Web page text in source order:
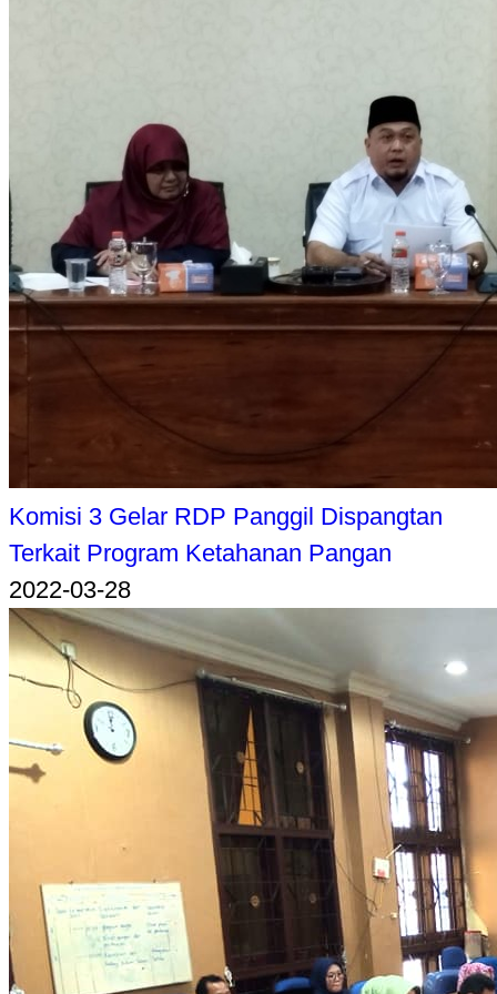
Komisi 3 Gelar RDP Panggil Dispangtan
Terkait Program Ketahanan Pangan
2022-03-28